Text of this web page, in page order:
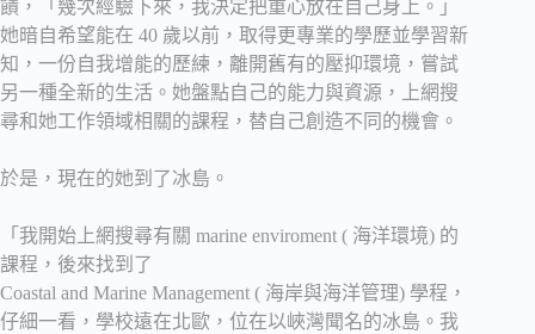
饋，「幾次經驗下來，我決定把重心放在自己身上。」
她暗自希望能在 40 歲以前，取得更專業的學歷並學習新
知，一份自我增能的歷練，離開舊有的壓抑環境，嘗試
另一種全新的生活。她盤點自己的能力與資源，上網搜
尋和她工作領域相關的課程，替自己創造不同的機會。
於是，現在的她到了冰島。
「我開始上網搜尋有關 marine enviroment ( 海洋環境) 的
課程，後來找到了
Coastal and Marine Management ( 海岸與海洋管理) 學程，
仔細一看，學校遠在北歐，位在以峽灣聞名的冰島。我